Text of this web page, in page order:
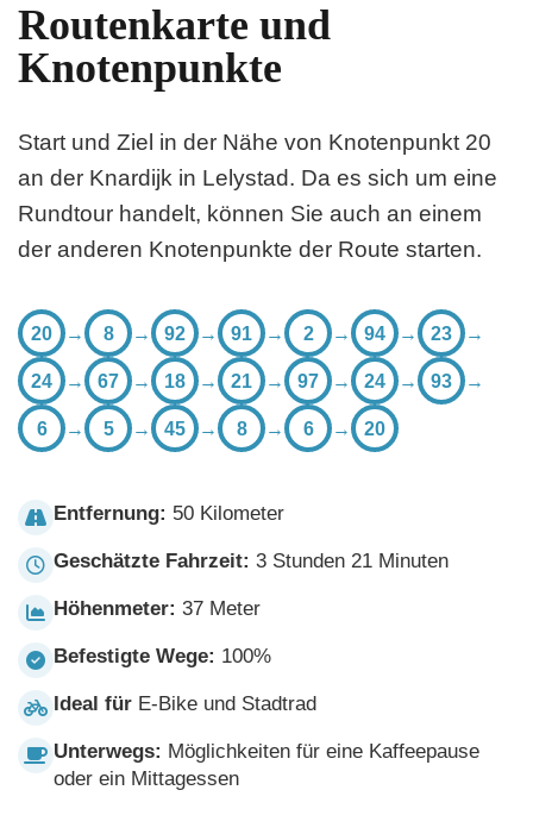
Routenkarte und
Knotenpunkte
Start und Ziel in der Nähe von Knotenpunkt 20
an der Knardijk in Lelystad. Da es sich um eine
Rundtour handelt, können Sie auch an einem
der anderen Knotenpunkte der Route starten.
20 → 8 → 92 → 91 → 2 → 94 → 23 →
24 → 67 → 18 → 21 → 97 → 24 → 93 →
6 → 5 → 45 → 8 → 6 → 20
Entfernung: 50 Kilometer
Geschätzte Fahrzeit: 3 Stunden 21 Minuten
Höhenmeter: 37 Meter
Befestigte Wege: 100%
Ideal für E-Bike und Stadtrad
Unterwegs: Möglichkeiten für eine Kaffeepause
oder ein Mittagessen